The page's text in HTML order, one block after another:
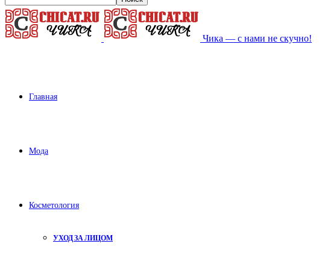
Чика — с нами не скучно!
Главная
Мода
Косметология
УХОД ЗА ЛИЦОМ